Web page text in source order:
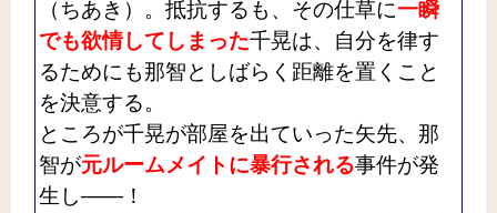
（ちあき）。抵抗するも、その仕草に一瞬
でも欲情してしまった千晃は、自分を律す
るためにも那智としばらく距離を置くこと
を決意する。
ところが千晃が部屋を出ていった矢先、那
智が元ルームメイトに暴行される事件が発
生し――！